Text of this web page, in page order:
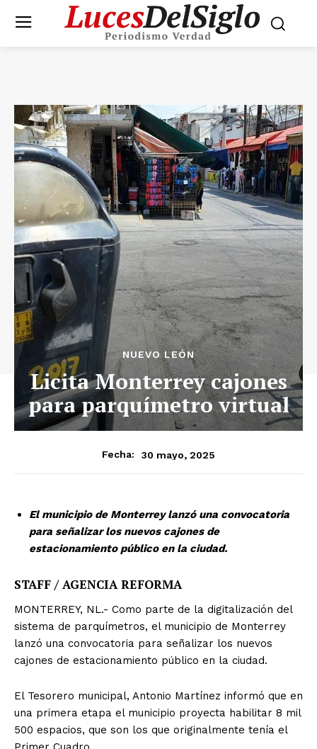
NUEVO LEÓN
Licita Monterrey cajones
para parquímetro virtual
Fecha: 30 mayo, 2025
El municipio de Monterrey lanzó una convocatoria
para señalizar los nuevos cajones de
estacionamiento público en la ciudad.
STAFF / AGENCIA REFORMA
MONTERREY, NL.- Como parte de la digitalización del
sistema de parquímetros, el municipio de Monterrey
lanzó una convocatoria para señalizar los nuevos
cajones de estacionamiento público en la ciudad.
El Tesorero municipal, Antonio Martínez informó que en
una primera etapa el municipio proyecta habilitar 8 mil
500 espacios, que son los que originalmente tenía el